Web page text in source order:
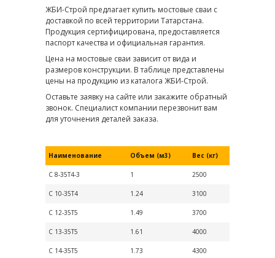
ЖБИ-Строй предлагает купить мостовые сваи с
доставкой по всей территории Татарстана.
Продукция сертифицирована, предоставляется
паспорт качества и официальная гарантия.
Цена на мостовые сваи зависит от вида и
размеров конструкции. В таблице представлены
цены на продукцию из каталога ЖБИ-Строй.
Оставьте заявку на сайте или закажите обратный
звонок. Специалист компании перезвонит вам
для уточнения деталей заказа.
Наименование Объем (м3) Вес (кг)
С 8-35Т4-3 1 2500
С 10-35Т4 1.24 3100
С 12-35Т5 1.49 3700
С 13-35Т5 1.61 4000
С 14-35Т5 1.73 4300